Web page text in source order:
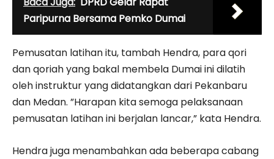
Paripurna Bersama Pemko Dumai
Pemusatan latihan itu, tambah Hendra, para qori
dan qoriah yang bakal membela Dumai ini dilatih
oleh instruktur yang didatangkan dari Pekanbaru
dan Medan. ”Harapan kita semoga pelaksanaan
pemusatan latihan ini berjalan lancar,” kata Hendra.
Hendra juga menambahkan ada beberapa cabang